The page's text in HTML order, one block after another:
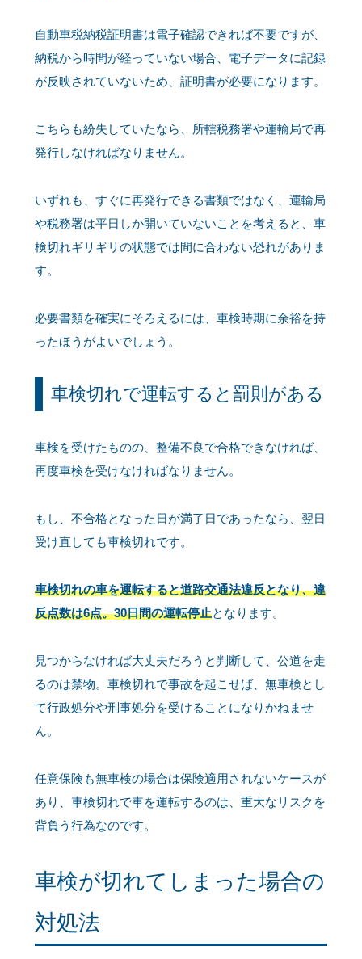
自動車税納税証明書は電子確認できれば不要ですが、
納税から時間が経っていない場合、電子データに記録
が反映されていないため、証明書が必要になります。
こちらも紛失していたなら、所轄税務署や運輸局で再
発行しなければなりません。
いずれも、すぐに再発行できる書類ではなく、運輸局
や税務署は平日しか開いていないことを考えると、車
検切れギリギリの状態では間に合わない恐れがありま
す。
必要書類を確実にそろえるには、車検時期に余裕を持
ったほうがよいでしょう。
車検切れで運転すると罰則がある
車検を受けたものの、整備不良で合格できなければ、
再度車検を受けなければなりません。
もし、不合格となった日が満了日であったなら、翌日
受け直しても車検切れです。
車検切れの車を運転すると道路交通法違反となり、違
反点数は6点。30日間の運転停止となります。
見つからなければ大丈夫だろうと判断して、公道を走
るのは禁物。車検切れで事故を起こせば、無車検とし
て行政処分や刑事処分を受けることになりかねませ
ん。
任意保険も無車検の場合は保険適用されないケースが
あり、車検切れで車を運転するのは、重大なリスクを
背負う行為なのです。
車検が切れてしまった場合の
対処法